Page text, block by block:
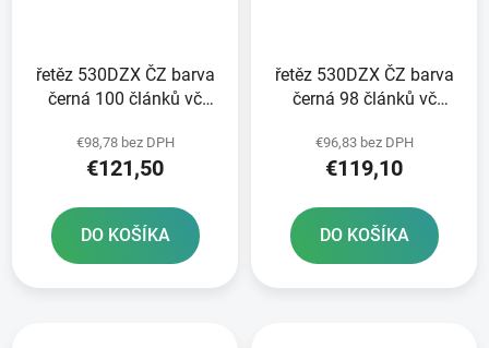
řetěz 530DZX ČZ barva
černá 100 článků vč
€98,78 bez DPH
€121,50
DO KOŠÍKA
řetěz 530DZX ČZ barva
černá 98 článků vč
€96,83 bez DPH
€119,10
DO KOŠÍKA